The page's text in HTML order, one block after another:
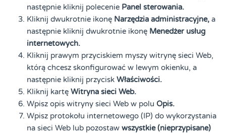
następnie kliknij polecenie Panel sterowania.
Kliknij dwukrotnie ikonę Narzędzia administracyjne, a
następnie kliknij dwukrotnie ikonę Menedżer usług
internetowych.
Kliknij prawym przyciskiem myszy witrynę sieci Web,
którą chcesz skonfigurować w lewym okienku, a
następnie kliknij przyciskWłaściwości.
Kliknij kartęWitryna sieci Web.
Wpisz opis witryny sieci Web w poluOpis.
Wpisz protokołu internetowego (IP) do wykorzystania
na sieci Web lub pozostawwszystkie (nieprzypisane)